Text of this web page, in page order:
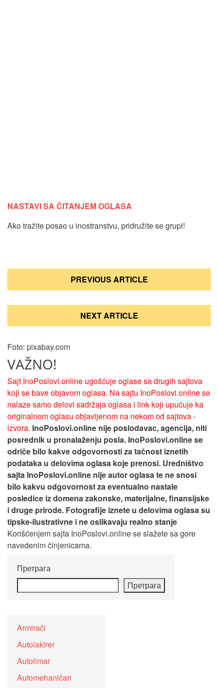
NASTAVI SA ČITANJEM OGLASA
Ako tražite posao u inostranstvu, pridružite se grupi!
Кретање
PREVIOUS ARTICLE
NEXT ARTICLE
Foto: pixabay.com
VAŽNO!
Sajt InoPoslovi.online ugošćuje oglase sa drugih sajtova
koji se bave objavom oglasa. Na sajtu InoPoslovi.online se
nalaze samo delovi sadržaja oglasa i link koji upućuje ka
originalnom oglasu objavljenom na nekom od sajtova -
izvora. InoPoslovi.online nije poslodavac, agencija, niti
posrednik u pronalaženju posla. InoPoslovi.online se
odriče bilo kakve odgovornosti za tačnost iznetih
podataka u delovima oglasa koje prenosi. Uredništvo
sajta InoPoslovi.online nije autor oglasa te ne snosi
bilo kakvu odgovornost za eventualno nastale
posledice iz domena zakonske, materijalne, finansijske
i druge prirode. Fotografije iznete u delovima oglasa su
tipske-ilustrativne i ne oslikavaju realno stanje
Korišćenjem sajta InoPoslovi.online se slažete sa gore
navedenim činjenicama.
Претрага
Претрага
Armirači
Autolakirer
Autolimar
Automehaničari